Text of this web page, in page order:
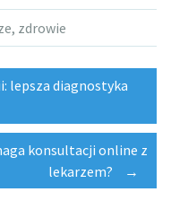
, zdrowie
lepsza diagnostyka
konsultacji online z
lekarzem?
→